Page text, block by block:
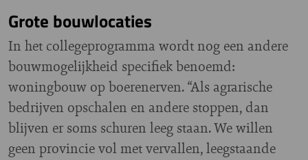
Grote bouwlocaties
In het collegeprogramma wordt nog een andere
bouwmogelijkheid specifiek benoemd:
woningbouw op boerenerven. “Als agrarische
bedrijven opschalen en andere stoppen, dan
blijven er soms schuren leeg staan. We willen
geen provincie vol met vervallen, leegstaande